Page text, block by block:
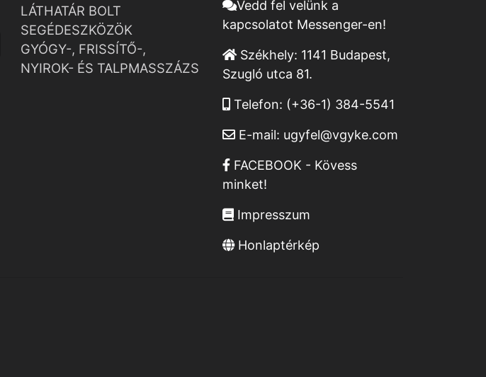
LÁTHATÁR BOLT
SEGÉDESZKÖZÖK
GYÓGY-, FRISSÍTŐ-,
NYIROK- ÉS TALPMASSZÁZS
Vedd fel velünk a
kapcsolatot Messenger-en!
Székhely: 1141 Budapest,
Szugló utca 81.
Telefon: (+36-1) 384-5541
E-mail: ugyfel@vgyke.com
FACEBOOK - Kövess
minket!
Impresszum
Honlaptérkép